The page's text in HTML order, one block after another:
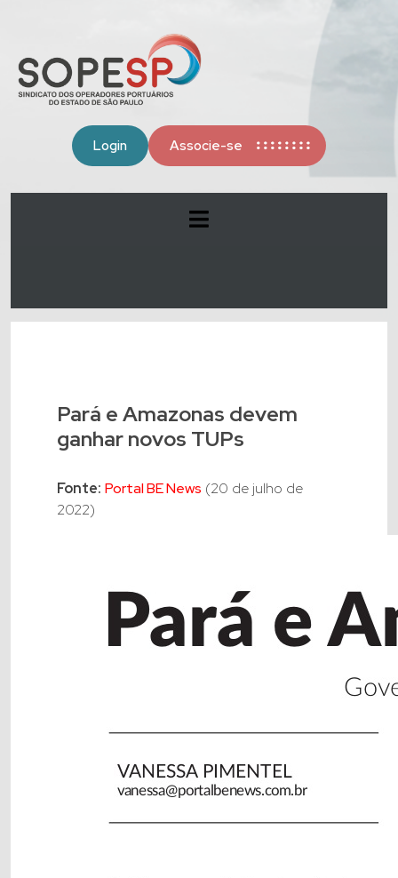
Login Associe-se
Pará e Amazonas devem
ganhar novos TUPs
Fonte: Portal BE News (20 de julho de
2022)